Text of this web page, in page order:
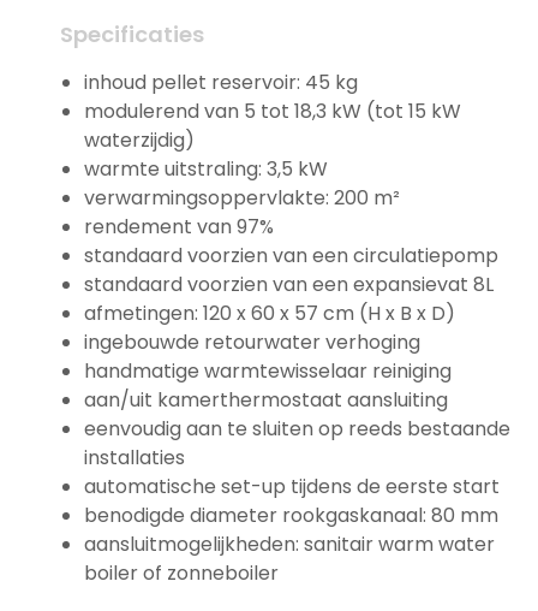
Specificaties
inhoud pellet reservoir: 45 kg
modulerend van 5 tot 18,3 kW (tot 15 kW
waterzijdig)
warmte uitstraling: 3,5 kW
verwarmingsoppervlakte: 200 m²
rendement van 97%
standaard voorzien van een circulatiepomp
standaard voorzien van een expansievat 8L
afmetingen: 120 x 60 x 57 cm (H x B x D)
ingebouwde retourwater verhoging
handmatige warmtewisselaar reiniging
aan/uit kamerthermostaat aansluiting
eenvoudig aan te sluiten op reeds bestaande
installaties
automatische set-up tijdens de eerste start
benodigde diameter rookgaskanaal: 80 mm
aansluitmogelijkheden: sanitair warm water
boiler of zonneboiler